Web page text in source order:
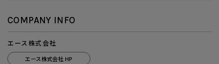
COMPANY INFO
エース株式会社
エース株式会社 HP